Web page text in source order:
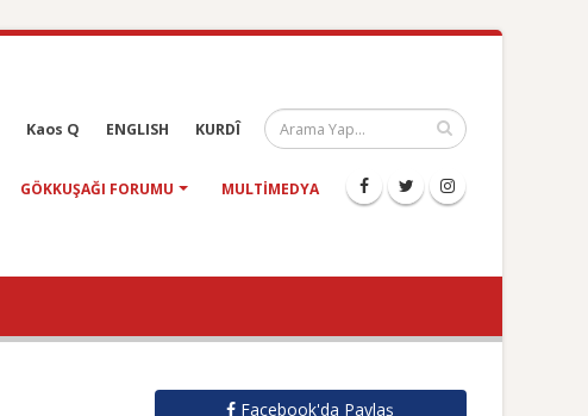
Kaos Q ENGLISH KURDÎ
GÖKKUŞAĞI FORUMU MULTIMEDYA
Facebook'da Paylaş